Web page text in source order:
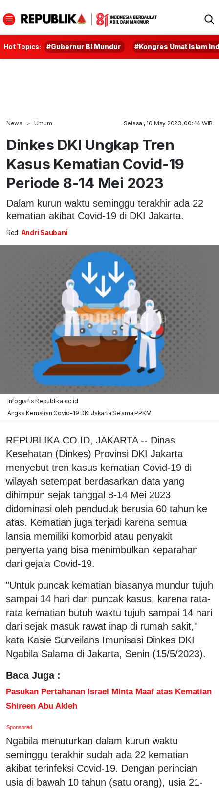
Hot Topics: #Gubernur BI Mundur #Kongres Umat Islam
News Umum Selasa , 16 May 2023, 00:44 WIB
Dinkes DKI Ungkap Tren
Kasus Kematian Covid-19
Periode 8-14 Mei 2023
Dalam kurun waktu seminggu terakhir ada 22
kematian akibat Covid-19 di DKI Jakarta.
Red: Andri Saubani
Infografis Republika.co.id
Angka Kematian Covid-19 DKI Jakarta Selama PPKM
REPUBLIKA.CO.ID, JAKARTA -- Dinas
Kesehatan (Dinkes) Provinsi DKI Jakarta
menyebut tren kasus kematian Covid-19 di
wilayah setempat berdasarkan data yang
dihimpun sejak tanggal 8-14 Mei 2023
didominasi oleh penduduk berusia 60 tahun ke
atas. Kematian juga terjadi karena semua
lansia memiliki komorbid atau penyakit
penyerta yang bisa menimbulkan keparahan
dari gejala Covid-19.
"Untuk puncak kematian biasanya mundur tujuh
sampai 14 hari dari puncak kasus, karena rata-
rata kematian butuh waktu tujuh sampai 14 hari
dari sejak masuk rawat inap di rumah sakit,"
kata Kasie Surveilans Imunisasi Dinkes DKI
Ngabila Salama di Jakarta, Senin (15/5/2023).
Baca Juga :
Pasukan Pertahanan Israel Minta Maaf atas Kematian
Shireen Abu Akleh
Sponsored
Ngabila menuturkan dalam kurun waktu
seminggu terakhir sudah ada 22 kematian
akibat terinfeksi Covid-19. Dengan perincian
usia di bawah 10 tahun (satu orang), usia 21-